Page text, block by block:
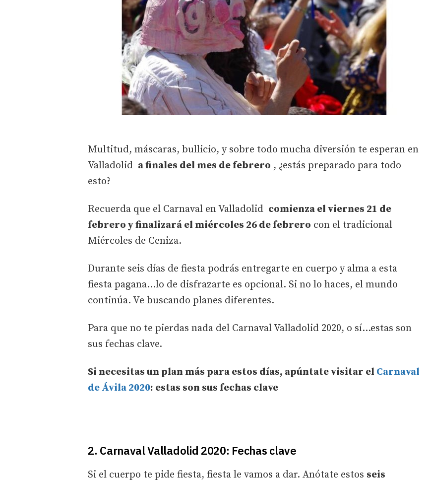
Multitud, máscaras, bullicio, y sobre todo mucha diversión te esperan en
Valladolid a finales del mes de febrero , ¿estás preparado para todo
esto?
Recuerda que el Carnaval en Valladolid comienza el viernes 21 de
febrero y finalizará el miércoles 26 de febrero con el tradicional
Miércoles de Ceniza.
Durante seis días de fiesta podrás entregarte en cuerpo y alma a esta
fiesta pagana...lo de disfrazarte es opcional. Si no lo haces, el mundo
continúa. Ve buscando planes diferentes.
Para que no te pierdas nada del Carnaval Valladolid 2020, o sí...estas son
sus fechas clave.
Si necesitas un plan más para estos días, apúntate visitar el Carnaval
de Ávila 2020: estas son sus fechas clave
2. Carnaval Valladolid 2020: Fechas clave
Si el cuerpo te pide fiesta, fiesta le vamos a dar. Anótate estos seis